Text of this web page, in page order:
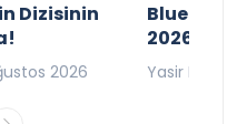
Dizisinin
2026
Blue
2026
Yasir Baba